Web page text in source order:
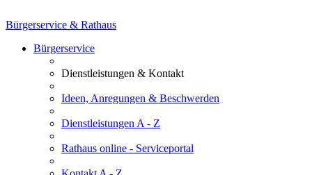
Bürgerservice & Rathaus
Bürgerservice
Dienstleistungen & Kontakt
Ideen, Anregungen & Beschwerden
Dienstleistungen A - Z
Rathaus online - Serviceportal